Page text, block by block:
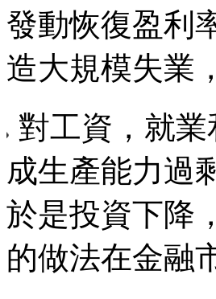
發動恢復盈利
造大規模失業
對工資，就
成生產能力過
於是投資下降
的做法在金融